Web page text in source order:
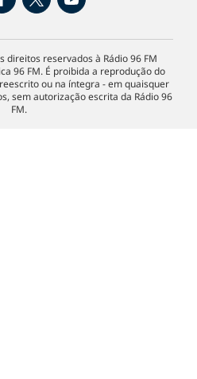
direitos reservados à Rádio 96 FM
96 FM. É proibida a reprodução do
ou na íntegra - em quaisquer
sem autorização escrita da Rádio 96
FM.